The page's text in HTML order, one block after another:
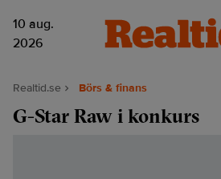
10 aug.
2026
Realtid.se Börs & finans
G-Star Raw i konkurs